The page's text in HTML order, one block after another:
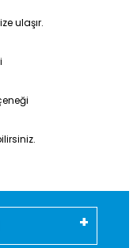
ulaşır.